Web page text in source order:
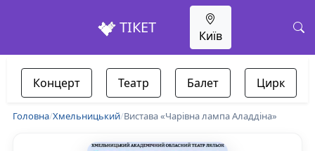
ТІКЕТ Київ
Концерт Театр Балет Цирк
Головна/Хмельницький/Вистава «Чарівна лампа Аладдіна»